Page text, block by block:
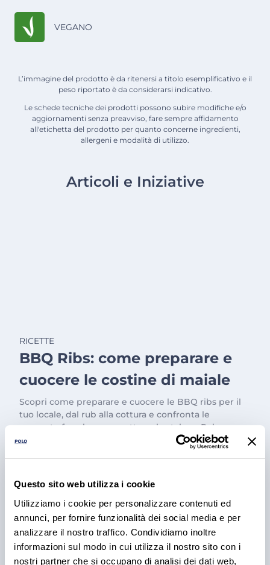
Questo sito web utilizza i cookie
Utilizziamo i cookie per personalizzare contenuti ed
annunci, per fornire funzionalità dei social media e per
analizzare il nostro traffico. Condividiamo inoltre
informazioni sul modo in cui utilizza il nostro sito con i
nostri partner che si occupano di analisi dei dati web,
VEGANO
L’immagine del prodotto è da ritenersi a titolo esemplificativo e il
peso riportato è da considerarsi indicativo.
Le schede tecniche dei prodotti possono subire modifiche e/o
aggiornamenti senza preavviso, fare sempre affidamento
all'etichetta del prodotto per quanto concerne ingredienti,
allergeni e modalità di utilizzo.
Articoli e Iniziative
RICETTE
BBQ Ribs: come preparare e
cuocere le costine di maiale
Scopri come preparare e cuocere le BBQ ribs per il
tuo locale, dal rub alla cottura e confronta le
proposte fresche e precotte nel catalogo Polo.